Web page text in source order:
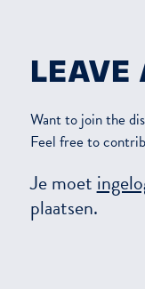
LEAVE
Want to join the
Feel free to
Je moet
plaatsen.